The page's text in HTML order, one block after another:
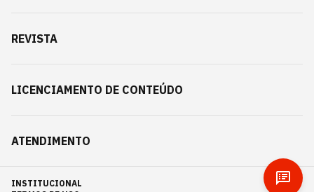
REVISTA
LICENCIAMENTO DE CONTEÚDO
ATENDIMENTO
INSTITUCIONAL